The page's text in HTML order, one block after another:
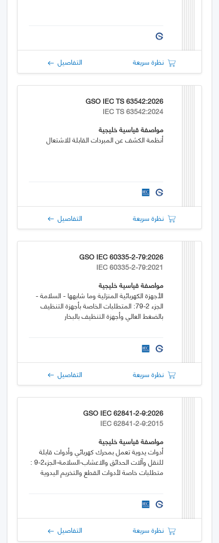
نظرة سريعة التفاصيل
GSO IEC TS 63542:2026
IEC TS 63542:2024
مواصفة قياسية خليجية
أنظمة الكشف عن المبردات القابلة للاشتعال
نظرة سريعة التفاصيل
GSO IEC 60335-2-79:2026
IEC 60335-2-79:2021
مواصفة قياسية خليجية
الأجهزة الكهربائية المنزلية وما شابهها - السلامة -
الجزء 2-79: المتطلبات الخاصة بأجهزة التنظيف
بالضغط العالي وأجهزة التنظيف بالبخار
نظرة سريعة التفاصيل
GSO IEC 62841-2-9:2026
IEC 62841-2-9:2015
مواصفة قياسية خليجية
أدوات يدوية تعمل بمحرك كهربائي وأدوات قابلة
للنقل وآلات الحدائق والاعشاب-السلامة-الجزء2-9 :
متطلبات خاصة لأدوات القطع والتخريم اليدوية
نظرة سريعة التفاصيل